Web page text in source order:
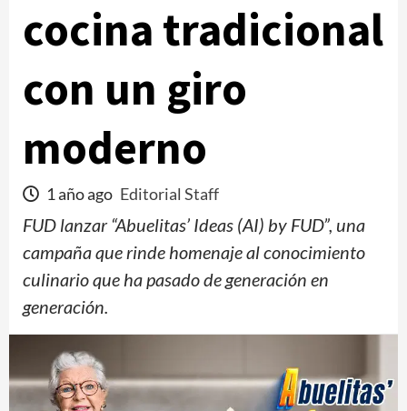
cocina tradicional
con un giro
moderno
1 año ago Editorial Staff
FUD lanzar “Abuelitas’ Ideas (AI) by FUD”, una
campaña que rinde homenaje al conocimiento
culinario que ha pasado de generación en
generación.